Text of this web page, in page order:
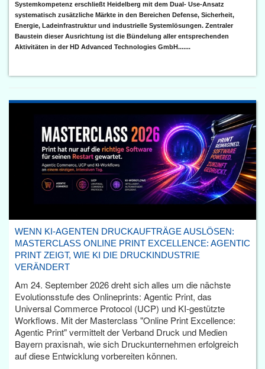
Systemkompetenz erschließt Heidelberg mit dem Dual- Use-Ansatz
systematisch zusätzliche Märkte in den Bereichen Defense, Sicherheit,
Energie, Ladeinfrastruktur und industrielle Systemlösungen. Zentraler
Baustein dieser Ausrichtung ist die Bündelung aller entsprechenden
Aktivitäten in der HD Advanced Technologies GmbH.......
WENN KI-AGENTEN DRUCKAUFTRÄGE AUSLÖSEN:
MASTERCLASS ONLINE PRINT EXCELLENCE: AGENTIC
PRINT ZEIGT, WIE KI DIE DRUCKINDUSTRIE
VERÄNDERT
Am 24. September 2026 dreht sich alles um die nächste
Evolutionsstufe des Onlineprints: Agentic Print, das
Universal Commerce Protocol (UCP) und KI-gestützte
Workflows. Mit der Masterclass "Online Print Excellence:
Agentic Print" vermittelt der Verband Druck und Medien
Bayern praxisnah, wie sich Druckunternehmen erfolgreich
auf diese Entwicklung vorbereiten können.